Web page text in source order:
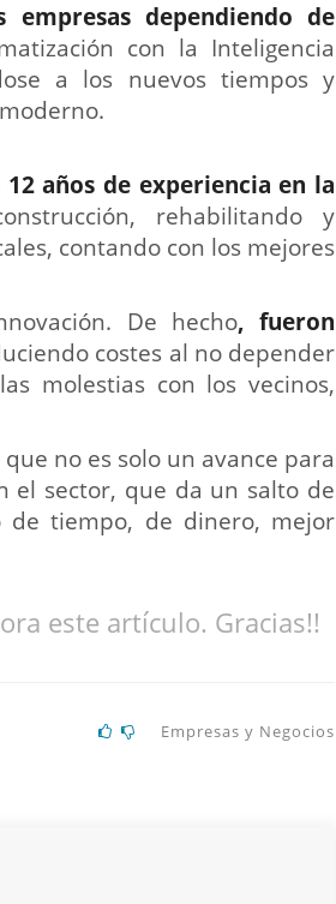
empresas dependiendo de
con la Inteligencia
a los nuevos tiempos y
años de experiencia en la
rehabilitando y
contando con los mejores
De hecho, fueron
costes al no depender
molestias con los vecinos,
que no es solo un avance para
el sector, que da un salto de
de tiempo, de dinero, mejor
este artículo. Gracias!!
Empresas y Negocios